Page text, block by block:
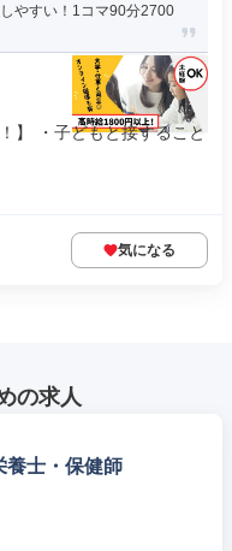
やすい！1コマ90分2700
】 ・子どもと接すること
気になる
の求人
養士・保健師